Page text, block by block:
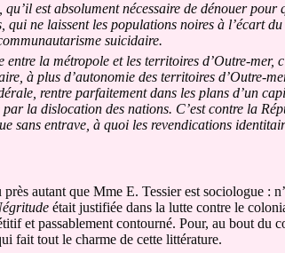
est absolument nécessaire de dénouer pour
ne laissent les populations noires à l’écart
suicidaire.
la métropole et les territoires d’Outre-mer,
à plus d’autonomie des territoires d’Outre-
rentre parfaitement dans les plans d’un
la dislocation des nations. C’est contre la
sans entrave, à quoi les revendications
autant que Mme E. Tessier est sociologue :
était justifiée dans la lutte contre le
et passablement contourné. Pour, au bout du
fait tout le charme de cette littérature.